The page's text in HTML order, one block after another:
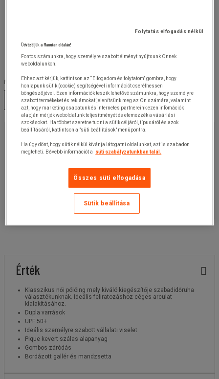
Méret :
S M L XL XXL
4 450,00 Ft+ÁFA
5 651,50 FtÁFÁ-val
darab
Válasszon egy változatot
Ez a termék jelenleg nem elérhető.
Ajánlatkérés
Érték
Klasszikus női pólóing mely kiváló kiegészítője szabadidőruha
választékunknak. Ideális feliratozáshoz céges arculat
kialakításához.
Dupla varrások
UPF 50+
Ideális személyre szabott vállalati viselet
Pique kevert szálas alapanyag
Gombos záródás
Bordázott gallér és mandzsetta
Folytatás elfogadás nélkül
Üdvözöljük a Manutan oldalán!
Fontos számunkra, hogy személyre szabott élményt nyújtsunk Önnek
weboldalunkon.
Ehhez azt kérjük, kattintson az “Elfogadom és folytatom” gombra, hogy
honlapunk sütik (cookie) segítségével információt cserélhessen
böngészőjével. Ezen információk teszik lehetővé számunkra, hogy személyre
szabott termékeket és reklámokat jelenítsünk meg az Ön számára, valamint
azt, hogy marketing csapatunk és internetes partnereink ezen infomációk
alapján mérjék weboldalunk teljesítményét és elemezzék a vásárlási
szokásokat. Ha többet szeretne tudni a sütik céljáról, típusáról és azok
beállításáról, kattintson a "süti beállítások" menüpontra.
Ha úgy dönt, hogy sütik nélkül kívánja látogatni oldalunkat, azt is szabadon
megteheti. Bővebb információt a
süti szabályzatunkban talál.
Összes süti elfogadása
Sütik beállítása